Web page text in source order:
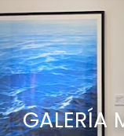
GALERÍA